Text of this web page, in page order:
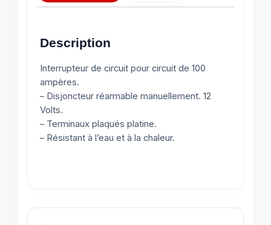
Description
Interrupteur de circuit pour circuit de 100
ampères.
– Disjoncteur réarmable manuellement. 12
Volts.
– Terminaux plaqués platine.
– Résistant à l’eau et à la chaleur.